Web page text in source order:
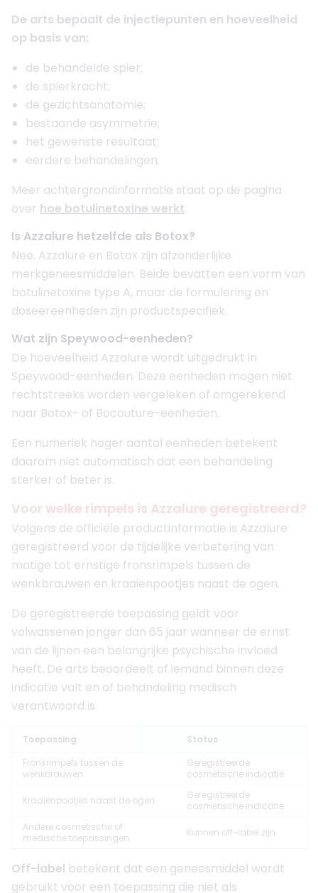
De arts bepaalt de injectiepunten en hoeveelheid
op basis van:
de behandelde spier;
de spierkracht;
de gezichtsanatomie;
bestaande asymmetrie;
het gewenste resultaat;
eerdere behandelingen.
Meer achtergrondinformatie staat op de pagina
over hoe botulinetoxine werkt.
Is Azzalure hetzelfde als Botox?
Nee. Azzalure en Botox zijn afzonderlijke
merkgeneesmiddelen. Beide bevatten een vorm van
botulinetoxine type A, maar de formulering en
doseereenheden zijn productspecifiek.
Wat zijn Speywood-eenheden?
De hoeveelheid Azzalure wordt uitgedrukt in
Speywood-eenheden. Deze eenheden mogen niet
rechtstreeks worden vergeleken of omgerekend
naar Botox- of Bocouture-eenheden.
Een numeriek hoger aantal eenheden betekent
daarom niet automatisch dat een behandeling
sterker of beter is.
Voor welke rimpels is Azzalure geregistreerd?
Volgens de officiële productinformatie is Azzalure
geregistreerd voor de tijdelijke verbetering van
matige tot ernstige fronsrimpels tussen de
wenkbrauwen en kraaienpootjes naast de ogen.
De geregistreerde toepassing geldt voor
volwassenen jonger dan 65 jaar wanneer de ernst
van de lijnen een belangrijke psychische invloed
heeft. De arts beoordeelt of iemand binnen deze
indicatie valt en of behandeling medisch
verantwoord is.
Toepassing
Status
Fronsrimpels tussen de
wenkbrauwen
Geregistreerde
cosmetische indicatie
Kraaienpootjes naast de ogen
Geregistreerde
cosmetische indicatie
Andere cosmetische of
medische toepassingen
Kunnen off-label zijn
Off-label betekent dat een geneesmiddel wordt
gebruikt voor een toepassing die niet als